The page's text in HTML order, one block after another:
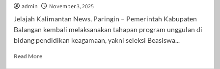
admin
November 3, 2025
Jelajah Kalimantan News, Paringin – Pemerintah Kabupaten
Balangan kembali melaksanakan tahapan program unggulan di
bidang pendidikan keagamaan, yakni seleksi Beasiswa...
Read MoreRead